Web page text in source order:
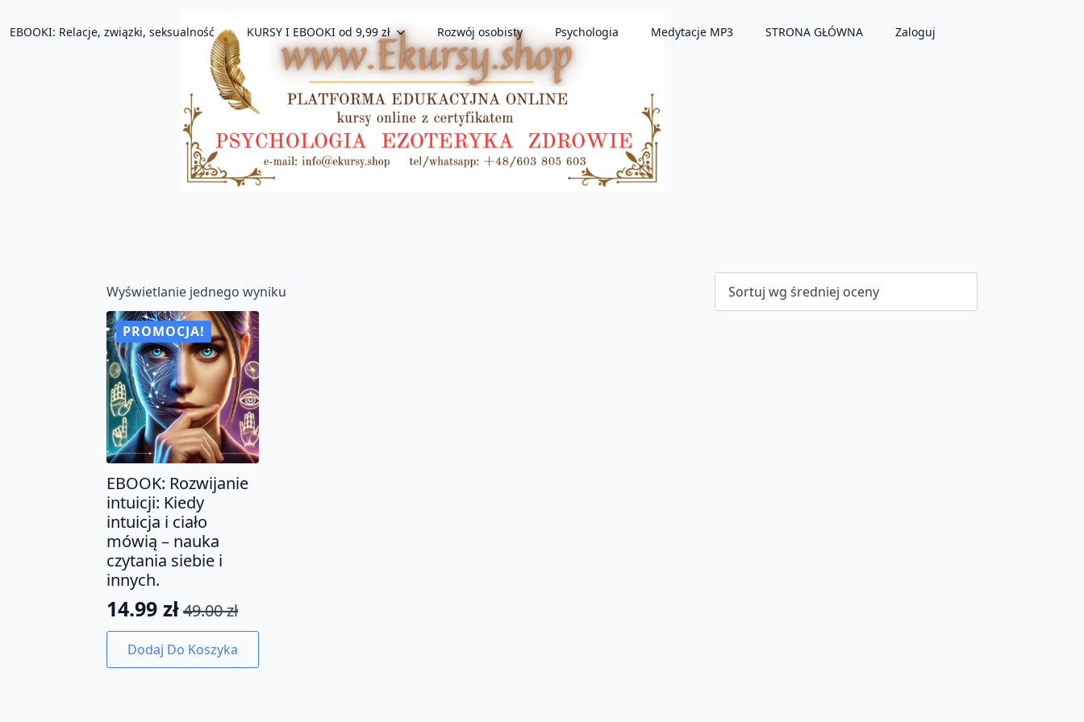
EBOOKI: Relacje, związki, seksualność KURSY I EBOOKI od 9,99 zł Rozwój osobisty Psychologia Medytacje MP3 STRONA GŁÓWNA Zaloguj
Wyświetlanie jednego wyniku
PROMOCJA!
EBOOK: Rozwijanie
intuicji: Kiedy
intuicja i ciało
mówią – nauka
czytania siebie i
innych.
49.00zł
Pierwotna
cena
wynosiła:
14.99 zł
Aktualna
cena
wynosi:
Dodaj Do Koszyka